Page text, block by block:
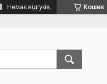
Кошик
Немає відгуків,